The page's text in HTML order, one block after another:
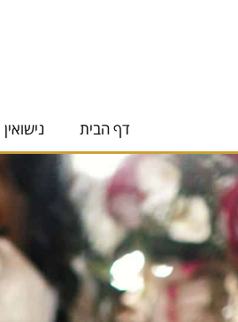
דף הבית נישואין